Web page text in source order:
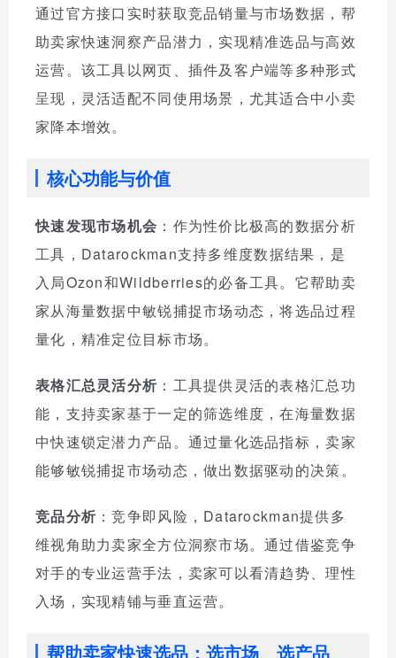
通过官方接口实时获取竞品销量与市场数据，帮
助卖家快速洞察产品潜力，实现精准选品与高效
运营。该工具以网页、插件及客户端等多种形式
呈现，灵活适配不同使用场景，尤其适合中小卖
家降本增效。
核心功能与价值
快速发现市场机会 ：作为性价比极高的数据分析
工具，Datarockman支持多维度数据结果，是
入局Ozon和Wildberries的必备工具。它帮助卖
家从海量数据中敏锐捕捉市场动态，将选品过程
量化，精准定位目标市场。
表格汇总灵活分析 ：工具提供灵活的表格汇总功
能，支持卖家基于一定的筛选维度，在海量数据
中快速锁定潜力产品。通过量化选品指标，卖家
能够敏锐捕捉市场动态，做出数据驱动的决策。
竞品分析 ：竞争即风险，Datarockman提供多
维视角助力卖家全方位洞察市场。通过借鉴竞争
对手的专业运营手法，卖家可以看清趋势、理性
入场，实现精铺与垂直运营。
帮助卖家快速选品：选市场、选产品